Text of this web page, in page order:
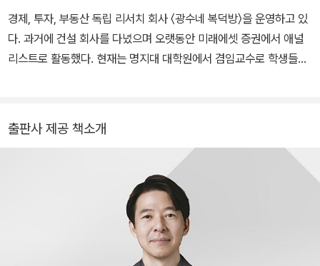
경제, 투자, 부동산 독립 리서치 회사 〈광수네 복덕방〉을 운영하고 있
다. 과거에 건설 회사를 다녔으며 오랫동안 미래에셋 증권에서 애널
리스트로 활동했다. 현재는 명지대 대학원에서 겸임교수로 학생들을
기반하는 예측과 현실적인 대안 제시, 명쾌하고 통찰력 있는 설명으
로 ‘부동산계의 유시민’이라고도 불린다. 오랫동안 애널리스트로 활
동했으며 건설 회사를 다녔다. 〈매일경제〉 〈한국경제〉 베스트 애널리
스트 선정, 한국 IR 협의회 최우수 IR 선정, 대한민국 베스트 리포트
상을 수상했으며, 국내 애널리스트로는 처음으로 레피니티브에서 수
여하는 ‘Analyst Awards 아시아 최고 애널리스트(Overall Top St
ock Picker)’ 상을 수상했다. 주요 저서로는 『어떻게 살 것인가』『집
출판사 제공 책소개